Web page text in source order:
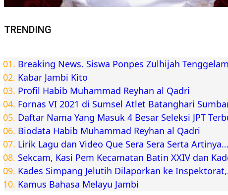
TRENDING
Breaking News. Siswa Ponpes Zulhijah
Kabar Jambi Kito
Profil Habib Muhammad Reyhan al Qadri
Fornas VI 2021 di Sumsel Atlet Batanghari
Daftar Nama Yang Masuk 4 Besar Seleksi JPT
Biodata Habib Muhammad Reyhan al Qadri
Lirik Lagu dan Video Que Sera Sera Serta Artinya…
Sekcam, Kasi Pem Kecamatan Batin XXIV dan
Kades Simpang Jelutih Dilaporkan ke
Kamus Bahasa Melayu Jambi